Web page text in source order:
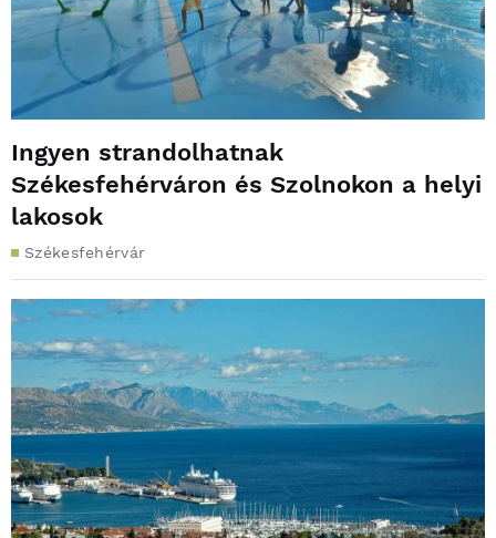
Ingyen strandolhatnak
Székesfehérváron és Szolnokon a helyi
lakosok
Székesfehérvár